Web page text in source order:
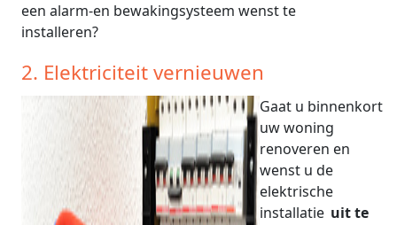
een alarm-en bewakingsysteem wenst te
installeren?
2. Elektriciteit vernieuwen
Gaat u binnenkort
uw woning
renoveren en
wenst u de
elektrische
installatie uit te